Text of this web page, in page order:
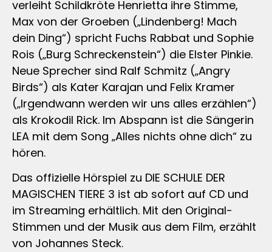
verleiht Schildkröte Henrietta ihre Stimme,
Max von der Groeben („Lindenberg! Mach
dein Ding“) spricht Fuchs Rabbat und Sophie
Rois („Burg Schreckenstein“) die Elster Pinkie.
Neue Sprecher sind Ralf Schmitz („Angry
Birds“) als Kater Karajan und Felix Kramer
(„Irgendwann werden wir uns alles erzählen“)
als Krokodil Rick. Im Abspann ist die Sängerin
LEA mit dem Song „Alles nichts ohne dich“ zu
hören.
Das offizielle Hörspiel zu DIE SCHULE DER
MAGISCHEN TIERE 3 ist ab sofort auf CD und
im Streaming erhältlich. Mit den Original-
Stimmen und der Musik aus dem Film, erzählt
von Johannes Steck.